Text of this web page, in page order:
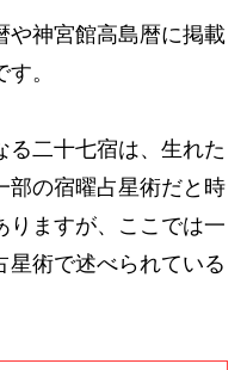
や神宮館高島暦に掲載
。
る二十七宿は、生れた
部の宿曜占星術だと時
りますが、ここでは一
星術で述べられている